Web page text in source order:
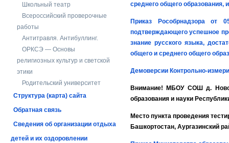
Школьный театр
Всероссийский проверочные
работы
Антитравля. Антибуллинг.
ОРКСЭ — Основы
религиозных культур и светской
этики
Родительский университет
Структура (карта) сайта
Обратная связь
Сведения об организации отдыха
детей и их оздоровлении
среднего общего образования,
Приказ Рособрнадзора от
подтверждающего успешное
знание русского языка,
общего и среднего общего
Демоверсии Контрольно-
Внимание! МБОУ СОШ д.
образования и науки
Место пункта проведения
Башкортостан, Аургазинский